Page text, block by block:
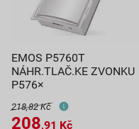
EMOS P5760T
NÁHR.TLAČ.KE ZVONKU
P576×
218,82 Kč
208,91 Kč